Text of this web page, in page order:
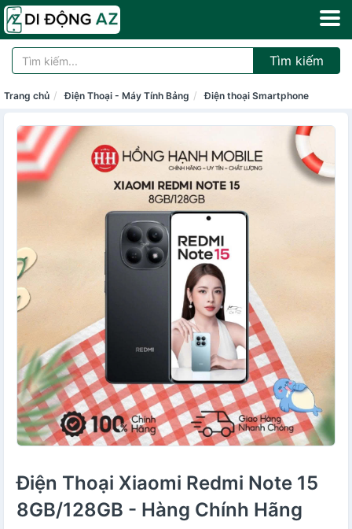
Tìm kiếm
Trang chủ Điện Thoại - Máy Tính Bảng Điện thoại Smartphone
Điện Thoại Xiaomi Redmi Note 15
8GB/128GB - Hàng Chính Hãng